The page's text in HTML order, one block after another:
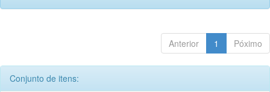
Anterior 1 Póximo
Conjunto de itens: